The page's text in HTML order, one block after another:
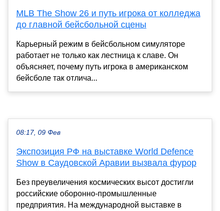
MLB The Show 26 и путь игрока от колледжа
до главной бейсбольной сцены
Карьерный режим в бейсбольном симуляторе
работает не только как лестница к славе. Он
объясняет, почему путь игрока в американском
бейсболе так отлича...
08:17, 09 Фев
Экспозиция РФ на выставке World Defence
Show в Саудовской Аравии вызвала фурор
Без преувеличения космических высот достигли
российские оборонно-промышленные
предприятия. На международной выставке в